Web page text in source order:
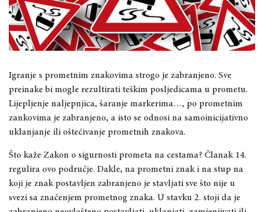
Igranje s prometnim znakovima strogo je zabranjeno. Sve
preinake bi mogle rezultirati teškim posljedicama u prometu.
Lijepljenje naljepnjica, šaranje markerima…, po prometnim
zankovima je zabranjeno, a isto se odnosi na samoinicijativno
uklanjanje ili oštećivanje prometnih znakova.
Što kaže Zakon o sigurnosti prometa na cestama? Članak 14.
regulira ovo područje. Dakle, na prometni znak i na stup na
koji je znak postavljen zabranjeno je stavljati sve što nije u
svezi sa značenjem prometnog znaka. U stavku 2. stoji da je